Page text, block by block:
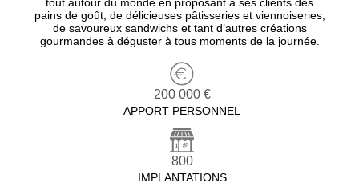
tout autour du monde en proposant à ses clients des
pains de goût, de délicieuses pâtisseries et viennoiseries,
de savoureux sandwichs et tant d’autres créations
gourmandes à déguster à tous moments de la journée.
200 000 €
APPORT PERSONNEL
800
IMPLANTATIONS